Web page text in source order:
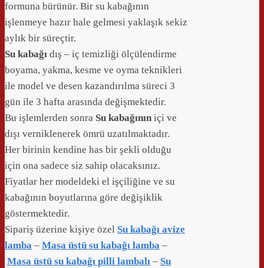
formuna bürünür. Bir su kabağının
işlenmeye hazır hale gelmesi yaklaşık sekiz
aylık bir süreçtir.
Su kabağı dış – iç temizliği ölçülendirme
boyama, yakma, kesme ve oyma teknikleri
ile model ve desen kazandırılma süreci 3
gün ile 3 hafta arasında değişmektedir.
Bu işlemlerden sonra Su kabağının içi ve
dışı verniklenerek ömrü uzatılmaktadır.
Her birinin kendine has bir şekli olduğu
için ona sadece siz sahip olacaksınız.
Fiyatlar her modeldeki el işçiliğine ve su
kabağının boyutlarına göre değişiklik
göstermektedir.
Sipariş üzerine kişiye özel Su kabağı avize
lamba – Masa üstü su kabağı lamba –
Masa üstü su kabağı pilli lambalı – Su